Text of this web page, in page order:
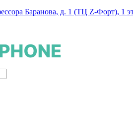
Баранова, д. 1 (ТЦ Z-Форт), 1